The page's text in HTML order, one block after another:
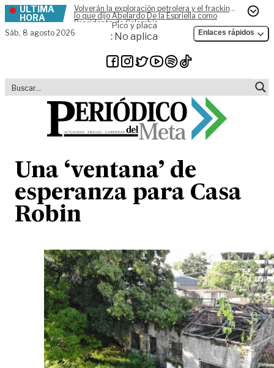
Skip to content
ÚLTIMA
HORA
Volverán la exploración petrolera y el fracking,
lo que dijo Abelardo De la Espriella como
Presidente de Colombia
Sáb, 8 agosto 2026
Pico y placa
: No aplica Enlaces rápidos
Una ‘ventana’ de
esperanza para Casa
Robin